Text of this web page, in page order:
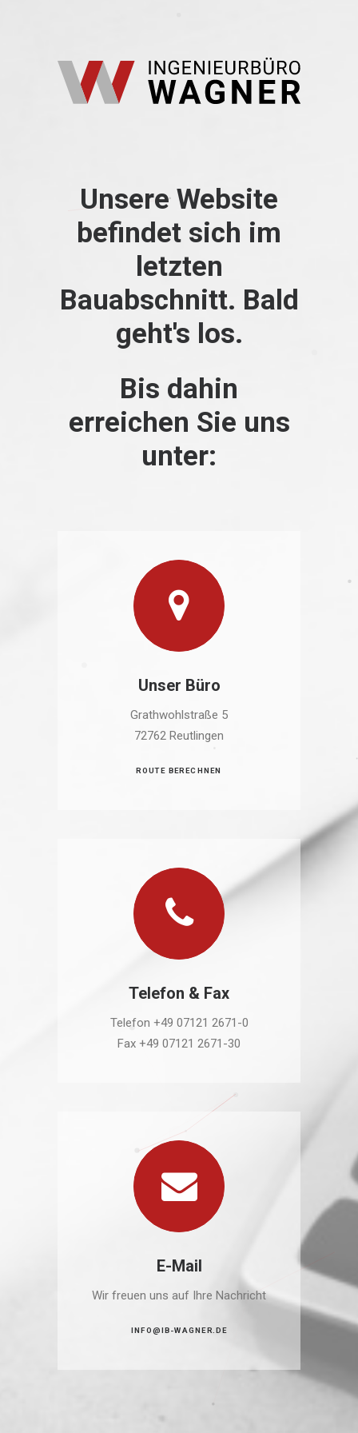
Unsere Website
befindet sich im
letzten
Bauabschnitt. Bald
geht's los.
Bis dahin
erreichen Sie uns
unter:
Unser Büro
Grathwohlstraße 5
72762 Reutlingen
ROUTE BERECHNEN
Telefon & Fax
Telefon +49 07121 2671-0
Fax +49 07121 2671-30
E-Mail
Wir freuen uns auf Ihre Nachricht
INFO@IB-WAGNER.DE